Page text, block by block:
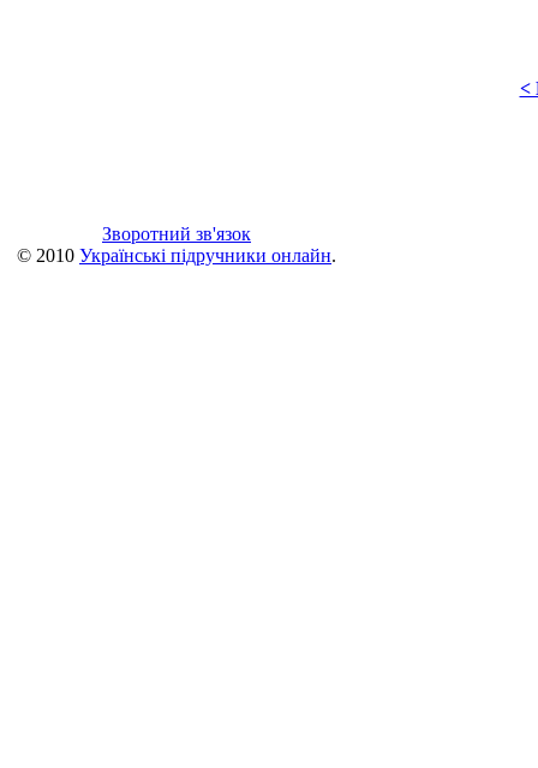
<
Зворотний зв'язок
© 2010 Українські підручники онлайн.